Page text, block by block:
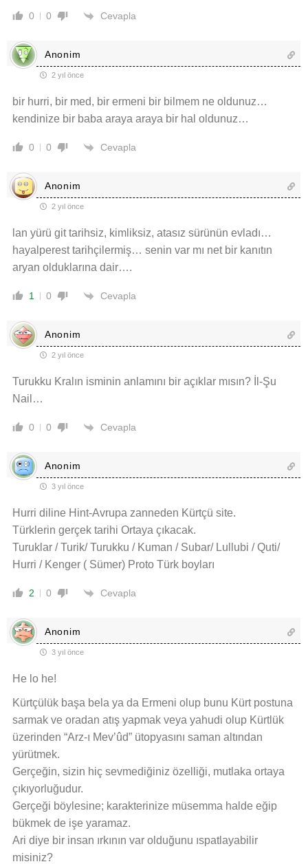
0 0 Cevapla
Anonim
2 yıl önce
bir hurri, bir med, bir ermeni bir bilmem ne oldunuz…
kendinize bir baba araya araya bir hal oldunuz…
0 0 Cevapla
Anonim
2 yıl önce
lan yürü git tarihsiz, kimliksiz, atasız sürünün evladı…
hayalperest tarihçilermiş… senin var mı net bir kanıtın
aryan olduklarına dair….
1 0 Cevapla
Anonim
2 yıl önce
Turukku Kralın isminin anlamını bir açıklar mısın? İl-Şu
Nail…
0 0 Cevapla
Anonim
3 yıl önce
Hurri diline Hint-Avrupa zanneden Kürtçü site.
Türklerin gerçek tarihi Ortaya çıkacak.
Turuklar / Turik/ Turukku / Kuman / Subar/ Lullubi / Quti/
Hurri / Kenger ( Sümer) Proto Türk boyları
2 0 Cevapla
Anonim
3 yıl önce
He lo he!
Kürtçülük başa bela ya da Ermeni olup bunu Kürt postuna
sarmak ve oradan atış yapmak veya yahudi olup Kürtlük
üzerinden “Arz-ı Mev’ûd” ütopyasını saman altından
yürütmek.
Gerçeğin, sizin hiç sevmediğiniz özelliği, mutlaka ortaya
çıkıyorluğudur.
Gerçeği böylesine; karakterinize müsemma halde eğip
bükmek de işe yaramaz.
Ari diye bir insan ırkının var olduğunu ıspatlayabilir
misiniz?